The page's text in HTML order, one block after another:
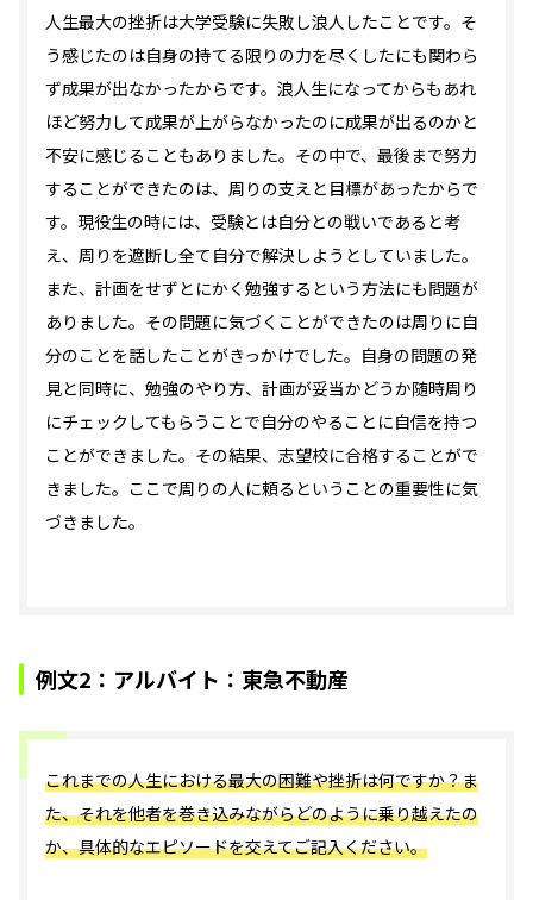
人生最大の挫折は大学受験に失敗し浪人したことです。そ
う感じたのは自身の持てる限りの力を尽くしたにも関わら
ず成果が出なかったからです。浪人生になってからもあれ
ほど努力して成果が上がらなかったのに成果が出るのかと
不安に感じることもありました。その中で、最後まで努力
することができたのは、周りの支えと目標があったからで
す。現役生の時には、受験とは自分との戦いであると考
え、周りを遮断し全て自分で解決しようとしていました。
また、計画をせずとにかく勉強するという方法にも問題が
ありました。その問題に気づくことができたのは周りに自
分のことを話したことがきっかけでした。自身の問題の発
見と同時に、勉強のやり方、計画が妥当かどうか随時周り
にチェックしてもらうことで自分のやることに自信を持つ
ことができました。その結果、志望校に合格することがで
きました。ここで周りの人に頼るということの重要性に気
づきました。
例文2：アルバイト：東急不動産
これまでの人生における最大の困難や挫折は何ですか？ま
た、それを他者を巻き込みながらどのように乗り越えたの
か、具体的なエピソードを交えてご記入ください。